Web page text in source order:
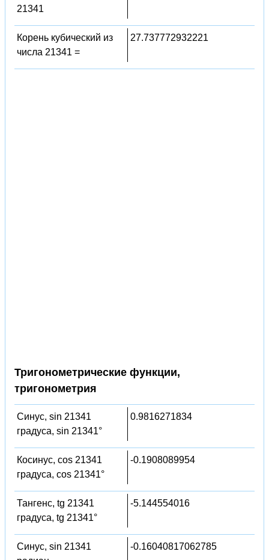
21341
Корень кубический из
числа 21341 =
27.737772932221
Тригонометрические функции,
тригонометрия
Синус, sin 21341
градуса, sin 21341°
0.9816271834
Косинус, cos 21341
градуса, cos 21341°
-0.1908089954
Тангенс, tg 21341
градуса, tg 21341°
-5.144554016
Синус, sin 21341
-0.16040817062785